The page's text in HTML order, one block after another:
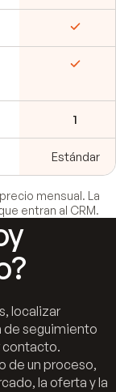
1
Estándar
mensual. La
entran al CRM.
localizar
de seguimiento
contacto.
de un proceso,
la oferta y la